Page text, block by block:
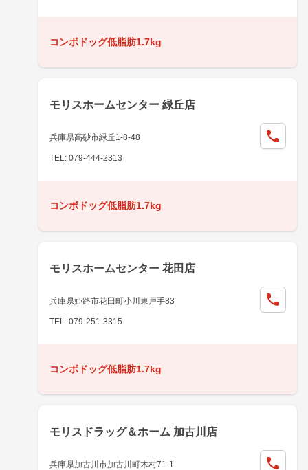
コンボドッグ低脂肪1.7kg
モリスホームセンター 緑丘店
兵庫県高砂市緑丘1-8-48
TEL: 079-444-2313
コンボドッグ低脂肪1.7kg
モリスホームセンター 花田店
兵庫県姫路市花田町小川東戸手83
TEL: 079-251-3315
コンボドッグ低脂肪1.7kg
モリスドラッグ＆ホーム 加古川店
兵庫県加古川市加古川町木村71-1